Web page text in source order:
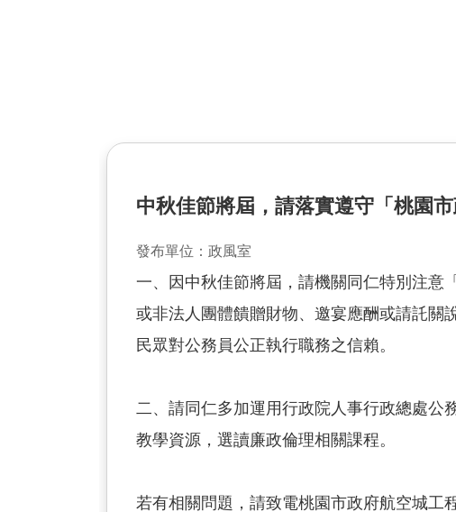
中秋佳節將屆，請落實遵守「桃園
發布單位：政風室
一、因中秋佳節將屆，請機關同仁特別注意
或非法人團體饋贈財物、邀宴應酬或請託關
民眾對公務員公正執行職務之信賴。
二、請同仁多加運用行政院人事行政總處公
教學資源，選讀廉政倫理相關課程。
若有相關問題，請致電桃園市政府航空城工